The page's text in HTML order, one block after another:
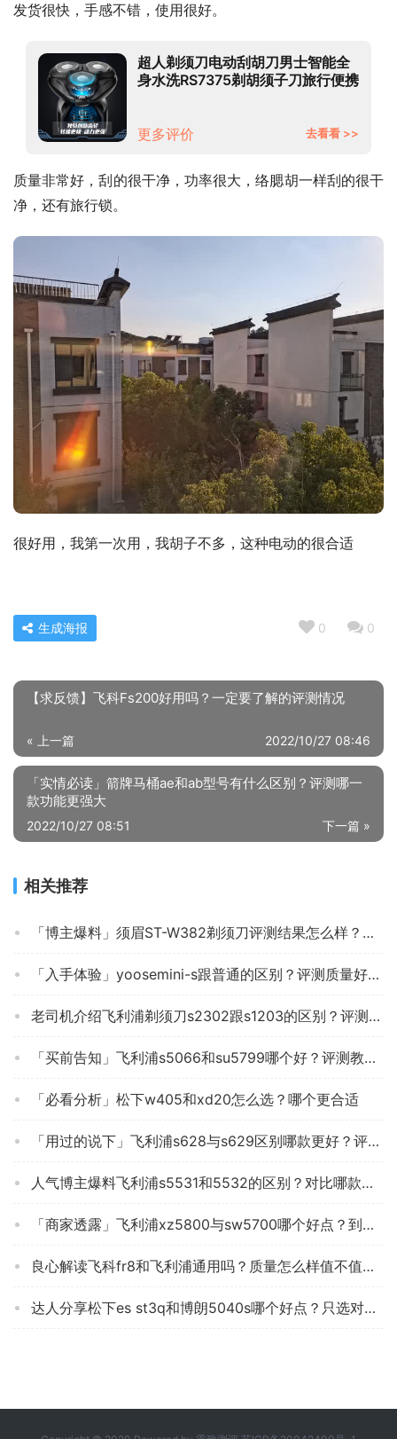
发货很快，手感不错，使用很好。
超人剃须刀电动刮胡刀男士智能全
身水洗RS7375剃胡须子刀旅行便携
更多评价 去看看 >>
质量非常好，刮的很干净，功率很大，络腮胡一样刮的很干
净，还有旅行锁。
很好用，我第一次用，我胡子不多，这种电动的很合适
0 0
生成海报
【求反馈】飞科Fs200好用吗？一定要了解的评测情况
« 上一篇 2022/10/27 08:46
「实情必读」箭牌马桶ae和ab型号有什么区别？评测哪一
款功能更强大
下一篇 »
2022/10/27 08:51
相关推荐
「博主爆料」须眉ST-W382剃须刀评测结果怎么样？不值得买吗？
「入手体验」yoosemini-s跟普通的区别？评测质量好不好
老司机介绍飞利浦剃须刀s2302跟s1203的区别？评测解读该怎么选
「买前告知」飞利浦s5066和su5799哪个好？评测教你怎么选
「必看分析」松下w405和xd20怎么选？哪个更合适
「用过的说下」飞利浦s628与s629区别哪款更好？评测教你怎么选
人气博主爆料飞利浦s5531和5532的区别？对比哪款性价比更高
「商家透露」飞利浦xz5800与sw5700哪个好点？到底要怎么选择
良心解读飞科fr8和飞利浦通用吗？质量怎么样值不值得买
达人分享松下es st3q和博朗5040s哪个好点？只选对的不选贵的